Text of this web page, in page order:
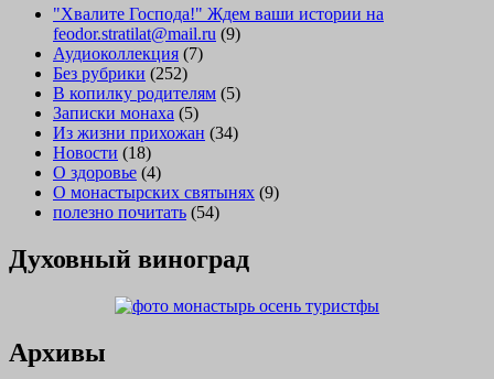
"Хвалите Господа!" Ждем ваши истории на
feodor.stratilat@mail.ru (9)
Аудиоколлекция (7)
Без рубрики (252)
В копилку родителям (5)
Записки монаха (5)
Из жизни прихожан (34)
Новости (18)
О здоровье (4)
О монастырских святынях (9)
полезно почитать (54)
Духовный виноград
Архивы